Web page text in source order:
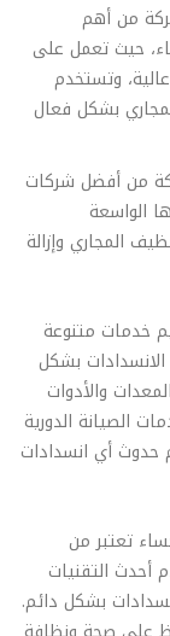
من أهم
حيث تعمل على
وتستخدم
بشكل فعال
من أفضل شركات
الواسعة
المجاري وإزالة
خدمات متنوعة
بشكل
والأدوات
الصيانة الدورية
حدوث أي انسدادات
تعتبر من
أحدث التقنيات
بشكل دائم.